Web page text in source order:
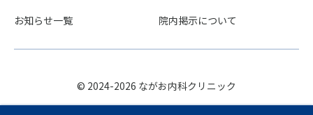
お知らせ一覧 院内掲示について
© 2024-2026 ながお内科クリニック